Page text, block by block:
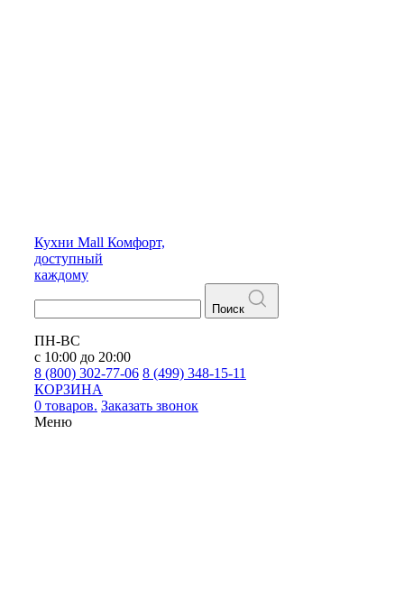
Кухни Mall Комфорт,
доступный
каждому
Поиск
ПН-ВС
с 10:00 до 20:00
8 (800) 302-77-06 8 (499) 348-15-11
КОРЗИНА
0 товаров. Заказать звонок
Меню